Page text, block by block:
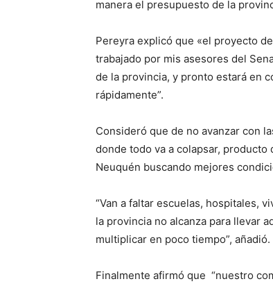
manera el presupuesto de la
Pereyra explicó que «el proyecto
trabajado por mis asesores del
de la provincia, y pronto estará en
rápidamente”.
Consideró que de no avanzar con
donde todo va a colapsar,
Neuquén buscando mejores
“Van a faltar escuelas, hospitales,
la provincia no alcanza para llevar
multiplicar en poco tiempo”, añadió.
Finalmente afirmó que “nuestro